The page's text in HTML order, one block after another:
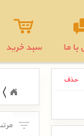
حذف
ما سبد خرید